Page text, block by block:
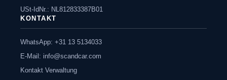
USt-IdNr.: NL812833387B01
KONTAKT
WhatsApp: +31 13 5134033
E-Mail: info@scandcar.com
Kontakt Verwaltung